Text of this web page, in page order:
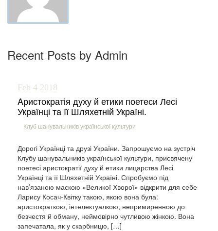
Видатнi украiнцi
Українська Греко-Католицька Церква в Новому Ульмi
Богослужiння
Контакти
Impressum
Recent Posts by Admin
Feb 4 2018
Aристократія духу й етики поетеси Лесі
Українці та її Шляхетній Україні.
Клуб шанувальників української культури
Дорогі Українці та друзі України. Запрошуємо на зустріч
Клубу шанувальників української культури, присвячену
поетесі аристократії духу й етики лицарства Лесі
Українці та її Шляхетній Україні. Спробуємо під
нав’язаною маскою «Великої Хворої» відкрити для себе
Ларису Косач-Квітку такою, якою вона була:
аристократкою, інтелектуалкою, непримиренною до
безчестя й обману, неймовірно чутливою жінкою. Вона
запечатала, як у скарбницю, […]